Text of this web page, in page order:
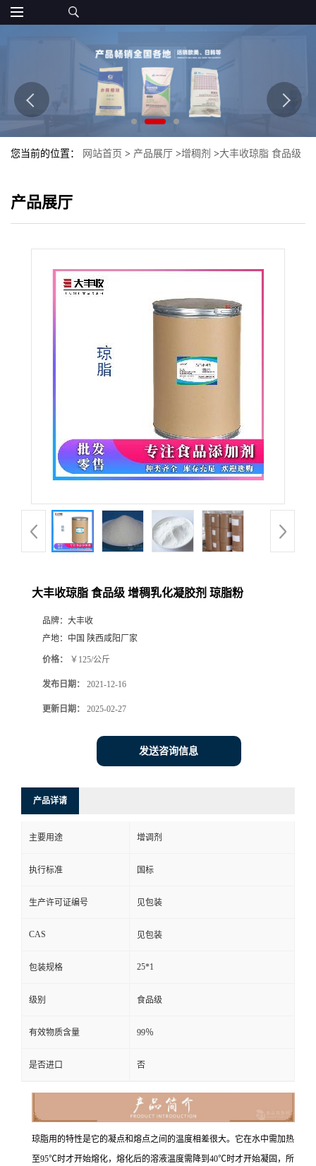
您当前的位置： 网站首页 > 产品展厅 >增稠剂 >大丰收琼脂 食品级
产品展厅
大丰收琼脂 食品级 增稠乳化凝胶剂 琼脂粉
品牌： 大丰收
产地： 中国 陕西咸阳厂家
价格： ￥125/公斤
发布日期： 2021-12-16
更新日期： 2025-02-27
发送咨询信息
产品详请
主要用途 增调剂
执行标准 国标
生产许可证编号 见包装
CAS 见包装
包装规格 25*1
级别 食品级
有效物质含量 99％
是否进口 否
琼脂用的特性是它的凝点和熔点之间的温度相差很大。它在水中需加热
至95℃时才开始熔化，熔化后的溶液温度需降到40℃时才开始凝固，所